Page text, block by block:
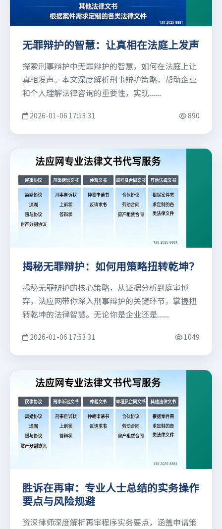
无罪辩护的智慧：让真相在法庭上发声
探索刑事辩护中无罪辩护的智慧，如何在法庭上让
真相发声。本文深度解析刑事辩护策略，帮助企业
和个人理解法律咨询的重要性，实现......
2026-01-06 17:53:31 890
揭秘无罪辩护：如何用策略扭转乾坤？
揭秘无罪辩护的核心策略，从证据分析到庭审博
弈，法应网带你深入刑事辩护的关键环节，掌握扭
转乾坤的法律智慧。无论你是企业还是......
2026-01-06 17:53:31 1049
胜诉在再审：专业人士总结的实务操作
要点与风险规避
资深律师深度解析再审程序实务要点，涵盖申请策